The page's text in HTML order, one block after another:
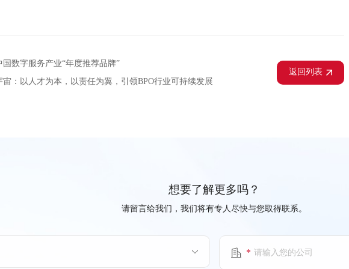
国数字服务产业“年度推荐品牌”
宙：以人才为本，以责任为翼，引领BPO行业可持续发展
返回列表
想要了解更多吗？
请留言给我们，我们将有专人尽快与您取得联系。
*